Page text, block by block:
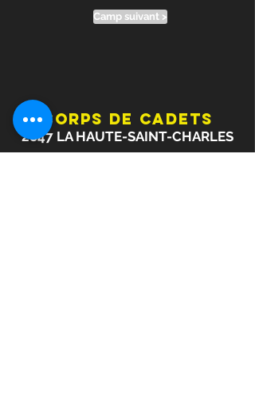
Camp suivant >
Corps de cadets
2847 LA HAUTE-SAINT-CHARLES